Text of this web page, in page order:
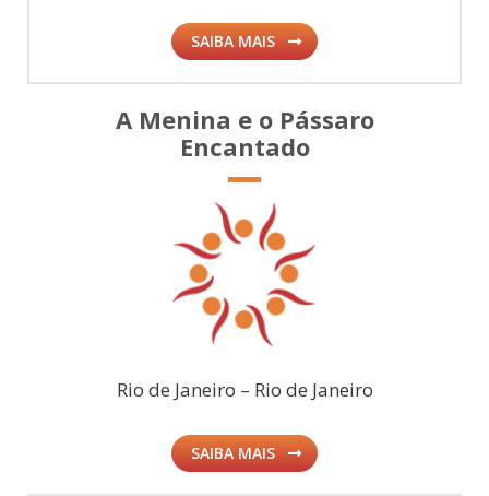
SAIBA MAIS
A Menina e o Pássaro
Encantado
Rio de Janeiro – Rio de Janeiro
SAIBA MAIS